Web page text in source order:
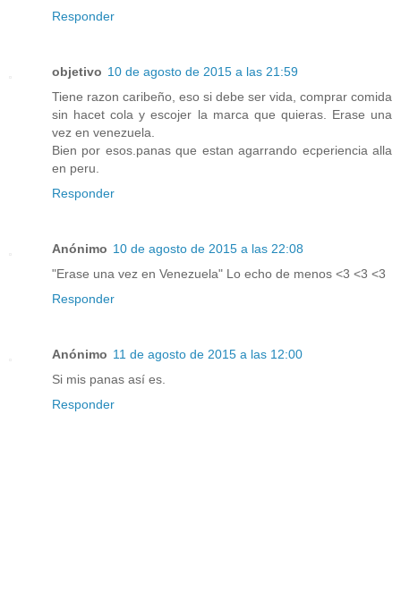
Responder
objetivo 10 de agosto de 2015 a las 21:59
Tiene razon caribeño, eso si debe ser vida, comprar comida
sin hacet cola y escojer la marca que quieras. Erase una
vez en venezuela.
Bien por esos.panas que estan agarrando ecperiencia alla
en peru.
Responder
Anónimo 10 de agosto de 2015 a las 22:08
"Erase una vez en Venezuela" Lo echo de menos <3 <3 <3
Responder
Anónimo 11 de agosto de 2015 a las 12:00
Si mis panas así es.
Responder